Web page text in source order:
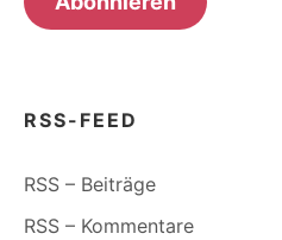
RSS-FEED
RSS – Beiträge
RSS – Kommentare